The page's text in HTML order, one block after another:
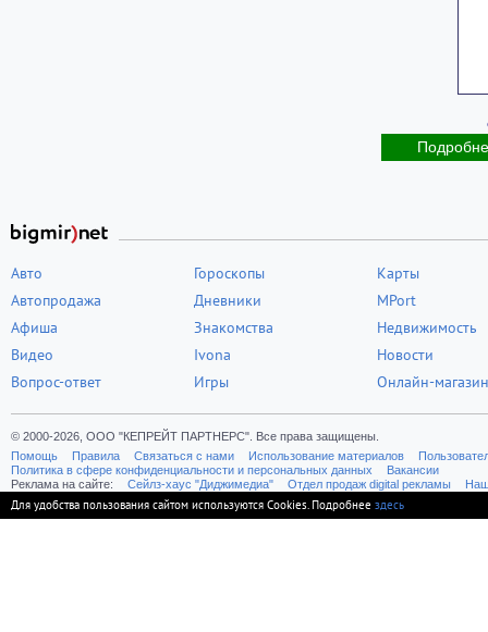
Авто
Автопродажа
Афиша
Видео
Вопрос-ответ
Гороскопы
Дневники
Знакомства
Ivona
Игры
Карты
MPort
Недвижимость
Новости
Онлайн-магазин
© 2000-2026, ООО "КЕПРЕЙТ ПАРТНЕРС". Все права защищены.
Помощь
Правила Связаться с нами Использование материалов
Политика в сфере конфиденциальности и персональных данных
Вакансии
Реклама на сайте:
Cейлз-хаус "Диджимедиа" Отдел продаж digital рекламы
Для удобства пользования сайтом используются Cookies. Подробнее здесь